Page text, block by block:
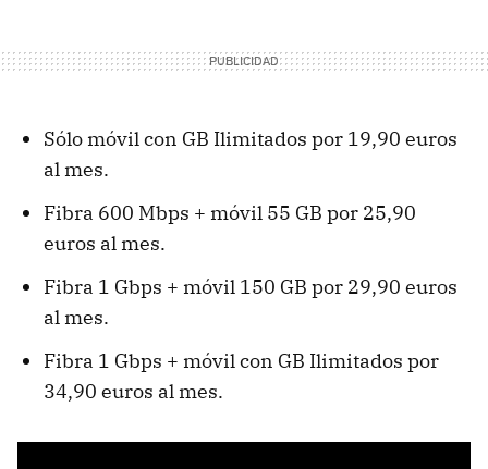
Sólo móvil con GB Ilimitados por 19,90 euros
al mes.
Fibra 600 Mbps + móvil 55 GB por 25,90
euros al mes.
Fibra 1 Gbps + móvil 150 GB por 29,90 euros
al mes.
Fibra 1 Gbps + móvil con GB Ilimitados por
34,90 euros al mes.